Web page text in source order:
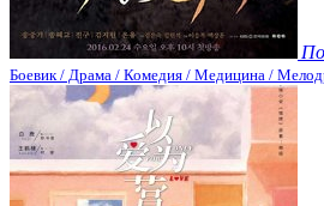
Боевик / Драма / Комедия / Медицина /